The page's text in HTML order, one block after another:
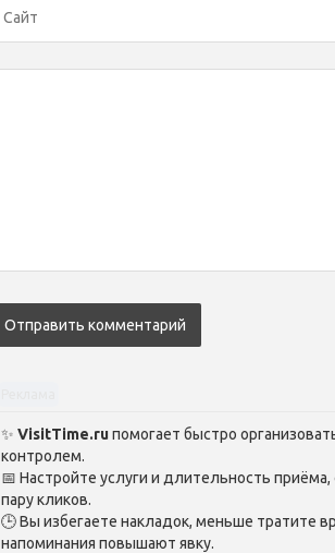
✨ VisitTime.ruпомогает быстро
контролем.
📅 Настройте услуги и длительность
пару кликов.
🕒 Вы избегаете накладок, меньше тратите
напоминания повышают явку.